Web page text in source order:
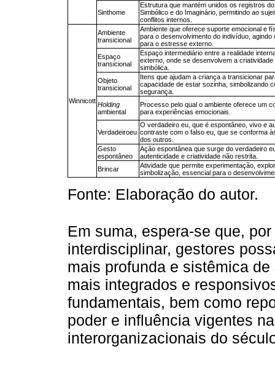
Sinthome
Estrutura que mantém unidos os registros
Simbólico e do Imaginário, permitindo ao
conflitos internos.
Winnicott
Ambiente
transicional
Ambiente que oferece suporte emocional e
para o desenvolvimento do indivíduo, agindo
para o estresse externo.
Espaço
transicional
Espaço intermediário entre a realidade
externo, onde se desenvolvem a
simbólica.
Objeto
transicional
Itens que ajudam a criança a transicionar
capacidade de estar sozinha, simbolizando
segurança.
Holding
ambiental
Processo pelo qual o ambiente oferece um
para experiências emocionais.
Verdadeiroeu
O verdadeiro eu, que é espontâneo, vivo e
contraste com o falso eu, que se conforma
dos outros.
Gesto
espontâneo
Ação espontânea que surge do verdadeiro
autenticidade e criatividade não restrita.
Brincar
Atividade que permite experimentação,
simbolização, essencial para o
Fonte: Elaboração do autor.
Em suma, espera-se que,
interdisciplinar, gestores
mais profunda e sistêmica
mais integrados e
fundamentais, bem como
poder e influência vigentes
interorganizacionais do